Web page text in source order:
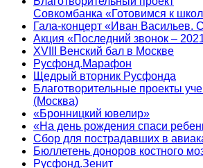
Совкомбанка «Готовимся к
Гала-концерт «Иван
Акция «Последний звонок –
XVIII Венский бал в Москве
Русфонд.Марафон
Щедрый вторник Русфонда
Благотворительные проекты
(Москва)
«Бронницкий ювелир»
«На день рождения спаси
Сбор для пострадавших в
Бюллетень доноров костного
Русфонд.Зенит